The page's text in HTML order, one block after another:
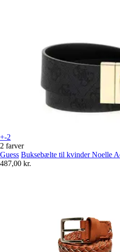
+-2
2 farver
Guess Buksebælte til kvinder Noelle
487,00 kr.